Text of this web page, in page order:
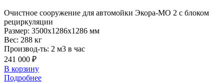
Очистное сооружение для автомойки Экора-МО 2 с блоком
рециркуляции
Размер: 3500x1286x1286 мм
Вес: 288 кг
Производ-ть: 2 м3 в час
241 000 ₽
В корзину
Подробнее